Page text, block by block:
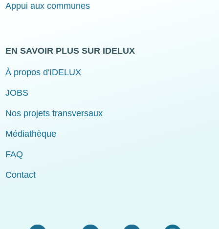
Appui aux communes
EN SAVOIR PLUS SUR IDELUX
À propos d'IDELUX
JOBS
Nos projets transversaux
Médiathèque
FAQ
Contact